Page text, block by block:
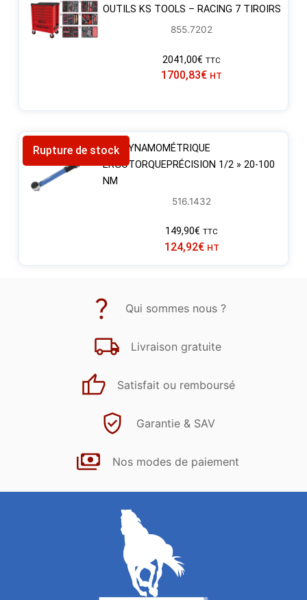
OUTILS KS TOOLS – RACING 7 TIROIRS
855.7202
2041,00€ TTC
1700,83€ HT
Rupture de stockCLÉ DYNAMOMÉTRIQUE
ERGOTORQUEPRÉCISION 1/2 » 20-100
NM
516.1432
149,90€ TTC
124,92€ HT
Qui sommes nous ?
Livraison gratuite
Satisfait ou remboursé
Garantie & SAV
Nos modes de paiement